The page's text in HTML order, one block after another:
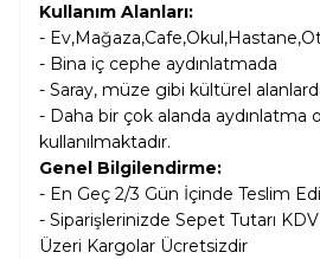
Kullanım Alanları:
-
- Bina iç cephe aydınlatmada
- Saray, müze gibi kültürel
- Daha bir çok alanda aydınlatma
kullanılmaktadır.
Genel Bilgilendirme:
- En Geç 2/3 Gün İçinde Teslim
- Siparişlerinizde Sepet Tutarı KDV
Üzeri Kargolar Ücretsizdir